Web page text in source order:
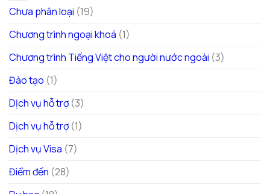
Chưa phân loại (19)
Chương trình ngoại khoá (1)
Chương trình Tiếng Việt cho người nước ngoài (3)
Đào tạo (1)
DỊch vụ hỗ trợ (3)
Dịch vụ hỗ trợ (1)
Dịch vụ Visa (7)
Điểm đến (28)